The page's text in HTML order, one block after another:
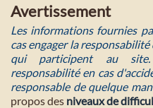
Avertissement
Les informations fournies
cas engager la
qui participent au site.
responsabilité en cas
responsable de quelque
propos des niveaux de